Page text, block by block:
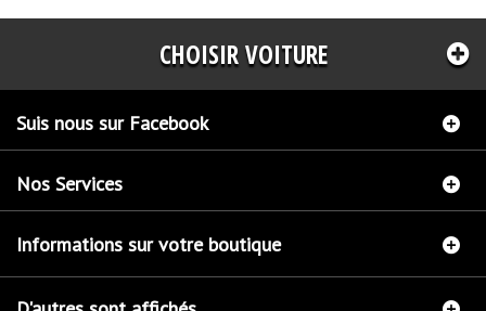
CHOISIR VOITURE
Suis nous sur Facebook
Nos Services
Informations sur votre boutique